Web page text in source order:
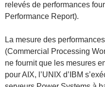
relevés de performances
Performance Report).
La mesure des
(Commercial Processing
ne fournit que les mesures
pour AIX, l’UNIX d’IBM